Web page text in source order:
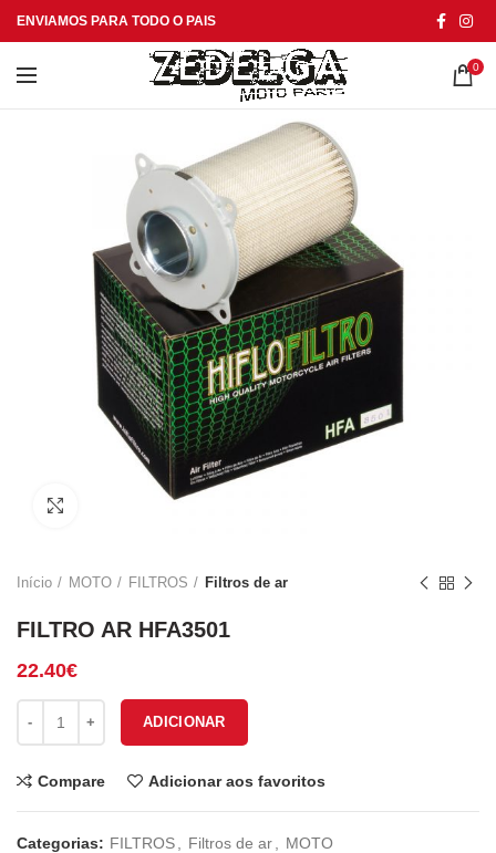
ENVIAMOS PARA TODO O PAIS
0
Click to enlarge
Início MOTO FILTROS Filtros de ar
FILTRO AR HFA3501
22.40€
ADICIONAR
Compare Adicionar aos favoritos
Categorias: FILTROS Filtros de ar MOTO